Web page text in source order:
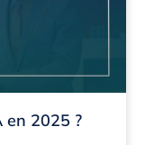
en 2025 ?